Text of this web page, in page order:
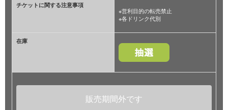
チケットに関する注意事項
※営利目的の転売禁止
※各ドリンク代別
在庫
販売期間外です